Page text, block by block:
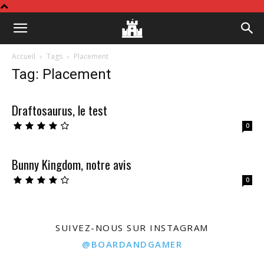
Board
Gamer
Accueil Tags Placement
Tag: Placement
Draftosaurus, le test
0
Bunny Kingdom, notre avis
0
SUIVEZ-NOUS SUR INSTAGRAM
@BOARDANDGAMER